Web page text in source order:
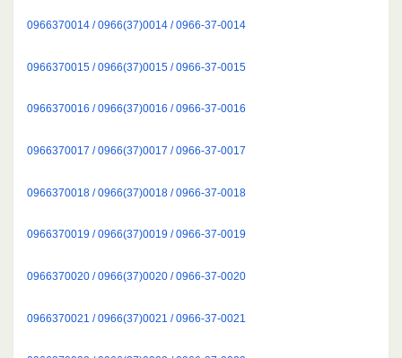
0966370014 / 0966(37)0014 / 0966-37-0014
0966370015 / 0966(37)0015 / 0966-37-0015
0966370016 / 0966(37)0016 / 0966-37-0016
0966370017 / 0966(37)0017 / 0966-37-0017
0966370018 / 0966(37)0018 / 0966-37-0018
0966370019 / 0966(37)0019 / 0966-37-0019
0966370020 / 0966(37)0020 / 0966-37-0020
0966370021 / 0966(37)0021 / 0966-37-0021